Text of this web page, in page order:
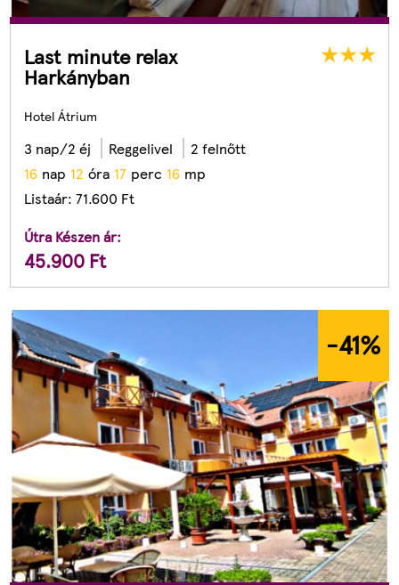
Last minute relax
Harkányban
Hotel Átrium
3 nap/2 éj Reggelivel
2 felnőtt
16 nap 12 óra 17 perc 14 mp
Listaár:71.600 Ft
Útra Készen ár:
45.900 Ft
-41%